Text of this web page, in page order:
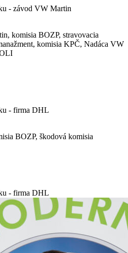
- závod VW Martin
komisia BOZP, stravovacia
komisia KPČ, Nadáca VW
- firma DHL
BOZP, škodová komisia
- firma DHL